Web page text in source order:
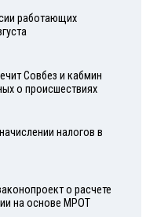
работающих
Совбез и кабмин
о происшествиях
налогов в
о расчете
на основе МРОТ